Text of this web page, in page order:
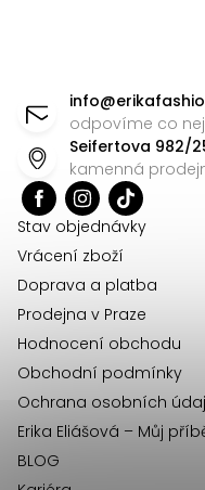
info@
odpovíme co
Seifertova 982/
kamenná
Stav objednávky
Vrácení zboží
Doprava a platba
Prodejna v Praze
Hodnocení obchodu
Obchodní podmínky
Ochrana osobních
Erika Eliášová – Můj
BLOG